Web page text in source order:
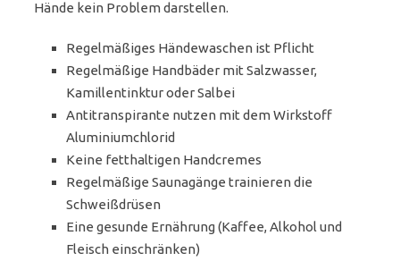
Hände kein Problem darstellen.
Regelmäßiges Händewaschen ist Pflicht
Regelmäßige Handbäder mit Salzwasser,
Kamillentinktur oder Salbei
Antitranspirante nutzen mit dem Wirkstoff
Aluminiumchlorid
Keine fetthaltigen Handcremes
Regelmäßige Saunagänge trainieren die
Schweißdrüsen
Eine gesunde Ernährung (Kaffee, Alkohol und
Fleisch einschränken)